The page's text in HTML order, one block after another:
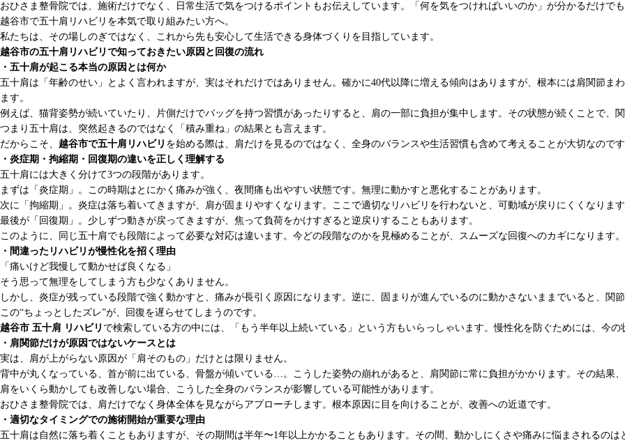
おひさま整骨院では、施術だけでなく、日常生活で気をつけるポイントもお伝えしています。「何を気をつければいいのか」が分かるだけで
越谷市で五十肩リハビリを本気で取り組みたい方へ。
私たちは、その場しのぎではなく、これから先も安心して生活できる身体づくりを目指しています。
越谷市の五十肩リハビリで知っておきたい原因と回復の流れ
・五十肩が起こる本当の原因とは何か
五十肩は「年齢のせい」とよく言われますが、実はそれだけではありません。確かに40代以降に増える傾向はありますが、根本には肩関節
ます。
例えば、猫背姿勢が続いていたり、片側だけでバッグを持つ習慣があったりすると、肩の一部に負担が集中します。その状態が続くことで、
つまり五十肩は、突然起きるのではなく「積み重ね」の結果とも言えます。
だからこそ、 越谷市で五十肩リハビリ を始める際は、肩だけを見るのではなく、全身のバランスや生活習慣も含めて考えることが大切なのです
・炎症期・拘縮期・回復期の違いを正しく理解する
五十肩には大きく分けて3つの段階があります。
まずは「炎症期」。この時期はとにかく痛みが強く、夜間痛も出やすい状態です。無理に動かすと悪化することがあります。
次に「拘縮期」。炎症は落ち着いてきますが、肩が固まりやすくなります。ここで適切なリハビリを行わないと、可動域が戻りにくくなります
最後が「回復期」。少しずつ動きが戻ってきますが、焦って負荷をかけすぎると逆戻りすることもあります。
このように、同じ五十肩でも段階によって必要な対応は違います。今どの段階なのかを見極めることが、スムーズな回復へのカギになります。
・間違ったリハビリが慢性化を招く理由
「痛いけど我慢して動かせば良くなる」
そう思って無理をしてしまう方も少なくありません。
しかし、炎症が残っている段階で強く動かすと、痛みが長引く原因になります。逆に、固まりが進んでいるのに動かさないままでいると、関
この“ちょっとしたズレ”が、回復を遅らせてしまうのです。
越谷市 五十肩 リハビリ で検索している方の中には、「もう半年以上続いている」という方もいらっしゃいます。慢性化を防ぐためには、今
・肩関節だけが原因ではないケースとは
実は、肩が上がらない原因が「肩そのもの」だけとは限りません。
背中が丸くなっている、首が前に出ている、骨盤が傾いている…。こうした姿勢の崩れがあると、肩関節に常に負担がかかります。その結果
肩をいくら動かしても改善しない場合、こうした全身のバランスが影響している可能性があります。
おひさま整骨院では、肩だけでなく身体全体を見ながらアプローチします。根本原因に目を向けることが、改善への近道です。
・適切なタイミングでの施術開始が重要な理由
五十肩は自然に落ち着くこともありますが、その期間は半年〜1年以上かかることもあります。その間、動かしにくさや痛みに悩まされるのは